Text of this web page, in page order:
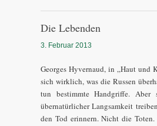
Die Lebenden
3. Februar 2013
Georges Hyvernaud, in „Haut und
sich wirklich, was die Russen
tun bestimmte Handgriffe.
übernatürlicher Langsamkeit
den Tod erinnern. Nicht die